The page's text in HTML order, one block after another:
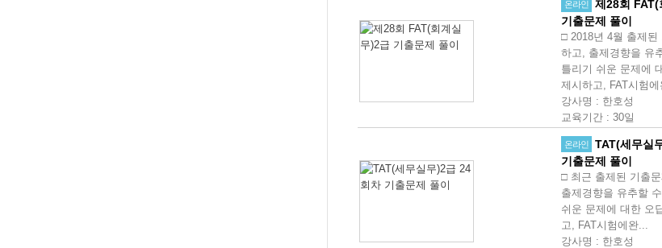
온라인
제28회
기출문제 풀이
□ 2018년 4월 출제된
하고, 출제경향을 유
틀리기 쉬운 문제에
제시하고, FAT시험에
강사명 : 한호성
교육기간 : 30일
온라인
TAT(세무실
기출문제 풀이
□ 최근 출제된 기출
출제경향을 유추할
쉬운 문제에 대한 오
고, FAT시험에완...
강사명 : 한호성